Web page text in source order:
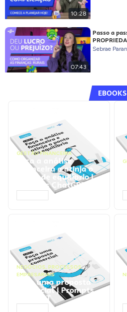
10:28
07:43
Passo a
Sebrae
EBOOKS
GESTÃO FINANCEIRA
Faça a análise
financeira e atinja o
ponto de equilíbrio |
Prompts ChatGPT
NEGÓCIOS, PROCESSOS
EMPRESARIAIS
Faça uma proposta
comercial | Prompts
ChatGPT